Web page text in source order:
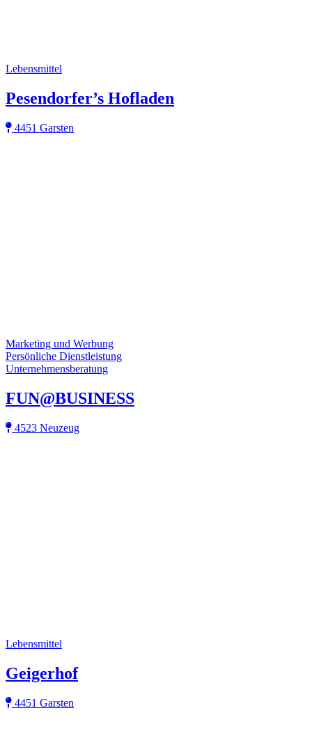
Lebensmittel
Pesendorfer’s Hofladen
4451 Garsten
Marketing und Werbung
Persönliche Dienstleistung
Unternehmensberatung
FUN@BUSINESS
4523 Neuzeug
Lebensmittel
Geigerhof
4451 Garsten